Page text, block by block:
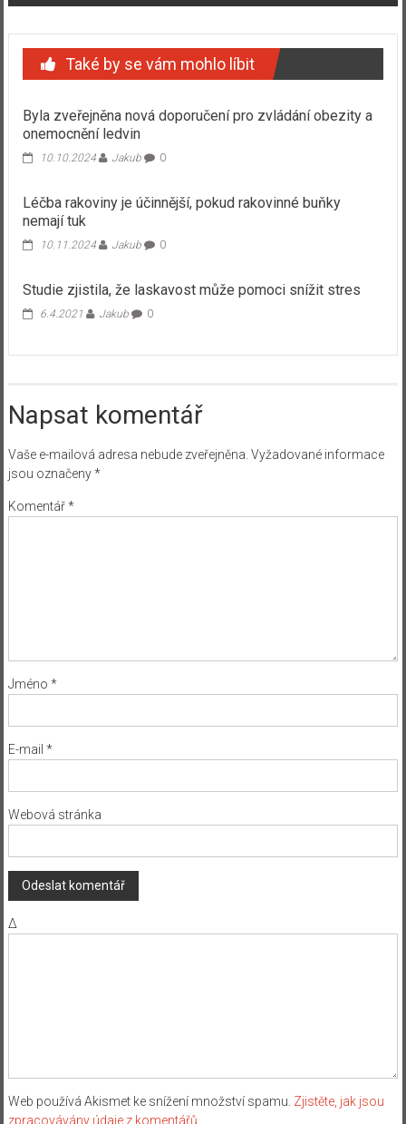
Také by se vám mohlo líbit
Byla zveřejněna nová doporučení pro zvládání obezity a
onemocnění ledvin
10.10.2024 Jakub 0
Léčba rakoviny je účinnější, pokud rakovinné buňky
nemají tuk
10.11.2024 Jakub 0
Studie zjistila, že laskavost může pomoci snížit stres
6.4.2021 Jakub 0
Napsat komentář
Vaše e-mailová adresa nebude zveřejněna. Vyžadované informace
jsou označeny*
Komentář*
Jméno *
E-mail *
Webová stránka
Δ
Web používá Akismet ke snížení množství spamu. Zjistěte, jak jsou
zpracovávány údaje z komentářů.